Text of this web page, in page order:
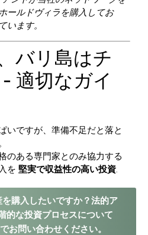
ールドヴィラを購入してお
います。
バリ島はチ
適切なガイ
いですが、準備不足だと落と
のある専門家とのみ協力する
を 堅実で収益性の高い投資.
購入したいですか？法的ア
的な投資プロセスについて
お問い合わせください。